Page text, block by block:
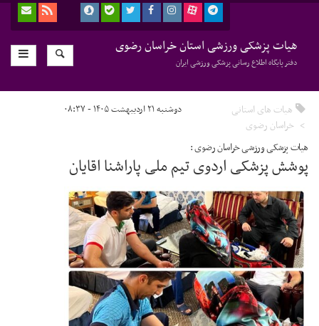
هیات پزشکی ورزشی استان خراسان رضوی
دفتر پایگاه اطلاع رسانی پزشکی ورزشی ایران
هیات های استانی
خراسان رضوی
دوشنبه ۲۱ اردیبهشت ۱۴۰۵ - ۰۸:۳۷
هیات پزشکی ورزشی خراسان رضوی :
پوشش پزشکی اردوی تیم ملی پاراشنا اقایان